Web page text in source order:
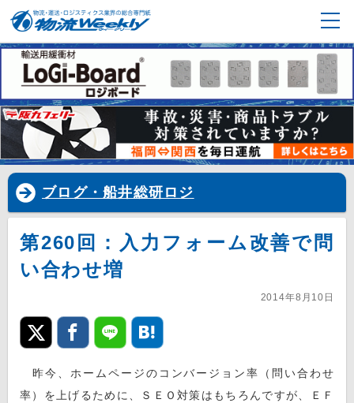
ブログ・船井総研ロジ
第260回：入力フォーム改善で問
い合わせ増
2014年8月10日
昨今、ホームページのコンバージョン率（問い合わせ
率）を上げるために、ＳＥＯ対策はもちろんですが、ＥＦ